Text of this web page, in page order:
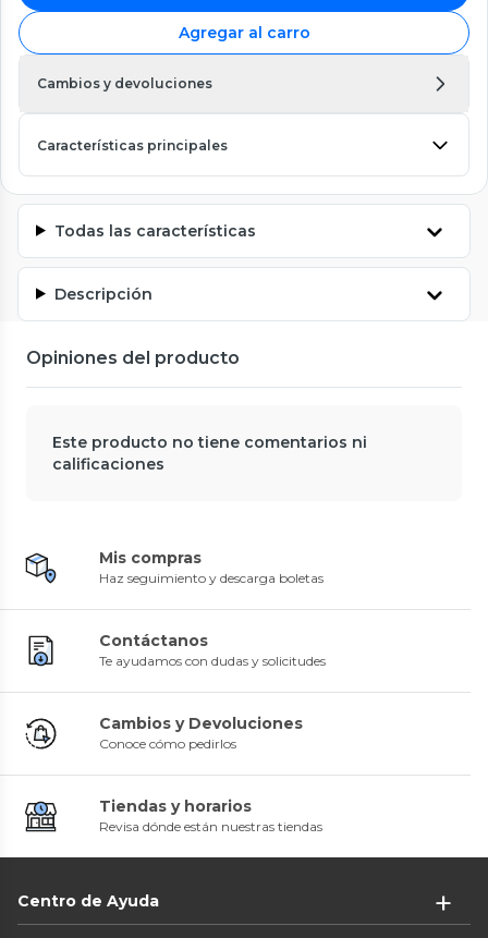
Agregar al carro
Cambios y devoluciones
Características principales
Todas las características
Descripción
Opiniones del producto
Este producto no tiene comentarios ni
calificaciones
Mis compras
Haz seguimiento y descarga boletas
Contáctanos
Te ayudamos con dudas y solicitudes
Cambios y Devoluciones
Conoce cómo pedirlos
Tiendas y horarios
Revisa dónde están nuestras tiendas
Centro de Ayuda